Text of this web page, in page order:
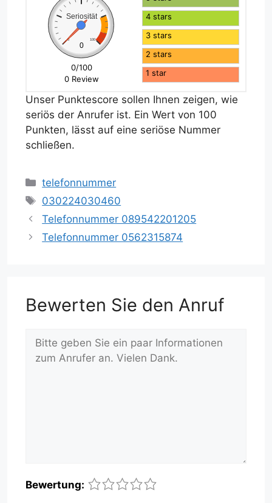
Seriosität
0 100
0
0/100
0 Review
4 stars
3 stars
2 stars
1 star
Unser Punktescore sollen Ihnen zeigen, wie
seriös der Anrufer ist. Ein Wert von 100
Punkten, lässt auf eine seriöse Nummer
schließen.
Kategorien
telefonnummer
Schlagwörter
030224030460
Telefonnummer 089542201205
Telefonnummer 0562315874
Bewerten Sie den Anruf
Name
E-
Website
Bewertung: 5
4
3
2
1